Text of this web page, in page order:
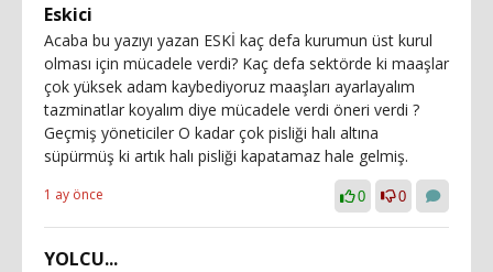
Eskici
Acaba bu yazıyı yazan ESKİ kaç defa kurumun üst kurul
olması için mücadele verdi? Kaç defa sektörde ki maaşlar
çok yüksek adam kaybediyoruz maaşları ayarlayalım
tazminatlar koyalım diye mücadele verdi öneri verdi ?
Geçmiş yöneticiler O kadar çok pisliği halı altına
süpürmüş ki artık halı pisliği kapatamaz hale gelmiş.
1 ay önce 0 0
YOLCU...